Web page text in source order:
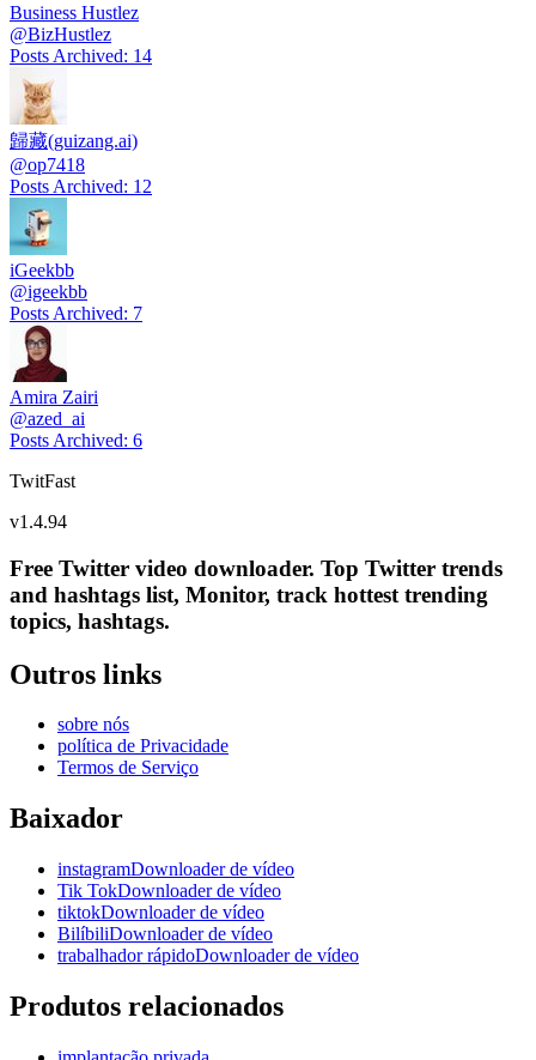
Business Hustlez
@BizHustlez
Posts Archived: 14
歸藏(guizang.ai)
@op7418
Posts Archived: 12
iGeekbb
@igeekbb
Posts Archived: 7
Amira Zairi
@azed_ai
Posts Archived: 6
TwitFast
v1.4.94
Free Twitter video downloader. Top Twitter trends
and hashtags list, Monitor, track hottest trending
topics, hashtags.
Outros links
sobre nós
política de Privacidade
Termos de Serviço
Baixador
instagramDownloader de vídeo
Tik TokDownloader de vídeo
tiktokDownloader de vídeo
BilíbiliDownloader de vídeo
trabalhador rápidoDownloader de vídeo
Produtos relacionados